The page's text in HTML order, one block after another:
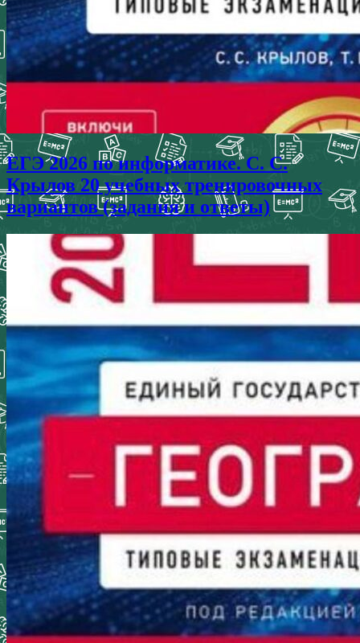
ЕГЭ 2026 по информатике. С. С.
Крылов 20 учебных тренировочных
вариантов (задания и ответы)